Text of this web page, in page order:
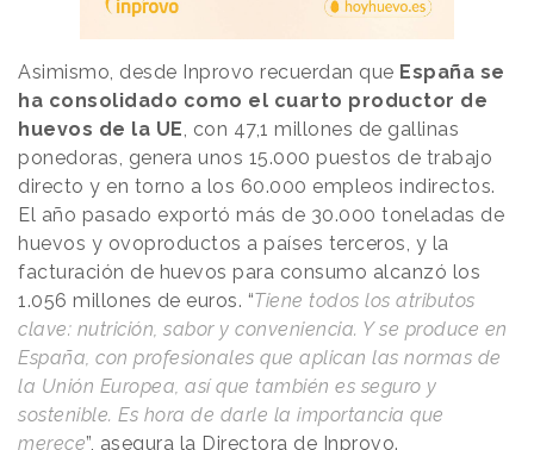
Asimismo, desde Inprovo recuerdan que España se
ha consolidado como el cuarto productor de
huevos de la UE, con 47,1 millones de gallinas
ponedoras, genera unos 15.000 puestos de trabajo
directo y en torno a los 60.000 empleos indirectos.
El año pasado exportó más de 30.000 toneladas de
huevos y ovoproductos a países terceros, y la
facturación de huevos para consumo alcanzó los
1.056 millones de euros. “Tiene todos los atributos
clave: nutrición, sabor y conveniencia. Y se produce en
España, con profesionales que aplican las normas de
la Unión Europea, así que también es seguro y
sostenible. Es hora de darle la importancia que
merece”, asegura la Directora de Inprovo.